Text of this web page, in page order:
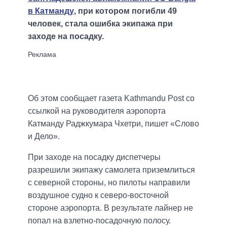
в Катманду, при котором погибли 49
человек, стала ошибка экипажа при
заходе на посадку.
Об этом сообщает газета Kathmandu Post со
ссылкой на руководителя аэропорта
Катманду Раджкумара Чхетри, пишет «Слово
и Дело».
При заходе на посадку диспетчеры
разрешили экипажу самолета приземлиться
с северной стороны, но пилоты направили
воздушное судно к северо-восточной
стороне аэропорта. В результате лайнер не
попал на взлетно-посадочную полосу.